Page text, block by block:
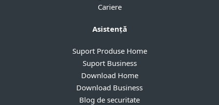
Cariere
Asistență
Suport Produse Home
Suport Business
Download Home
Download Business
Blog de securitate